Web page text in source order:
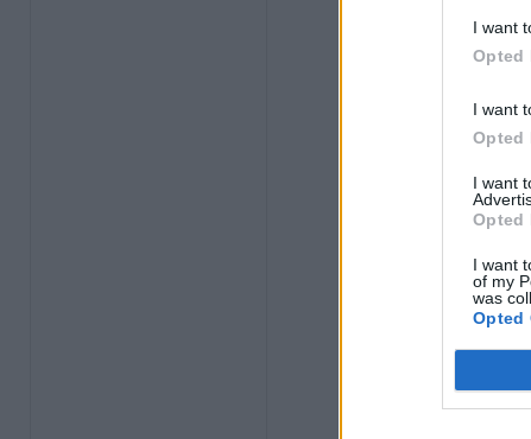
I want
Opted
I want
Opted
I want
Opted
I want
of my
was
Opted